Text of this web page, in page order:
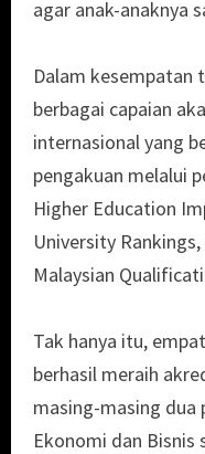
agar anak-anaknya
Dalam kesempatan
berbagai capaian
internasional yang
pengakuan melalui
Higher Education
University
Malaysian
Tak hanya itu,
berhasil meraih
masing-masing dua
Ekonomi dan